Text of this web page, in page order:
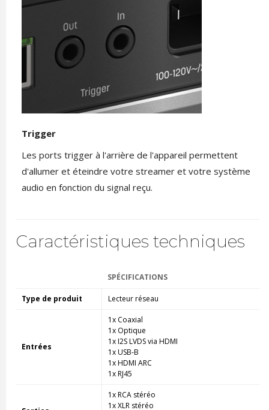
Trigger
Les ports trigger à l'arrière de l'appareil permettent
d'allumer et éteindre votre streamer et votre système
audio en fonction du signal reçu.
Caractéristiques techniques
SPÉCIFICATIONS
Type de produit Lecteur réseau
Entrées
1x Coaxial
1x Optique
1x I2S LVDS via HDMI
1x USB-B
1x HDMI ARC
1x RJ45
1x RCA stéréo
1x XLR stéréo